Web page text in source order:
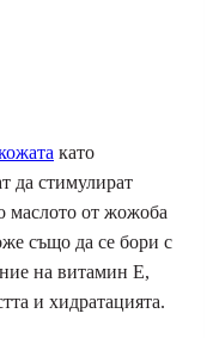
като
да стимулират
маслото от жожоба
също да се бори с
на витамин Е,
и хидратацията.